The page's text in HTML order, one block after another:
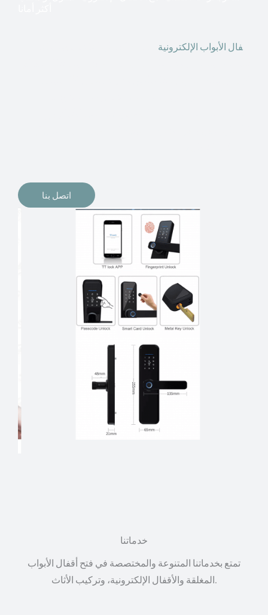
فال الأبواب الإلكترونية
اتصل بنا
خدماتنا
تمتع بخدماتنا المتنوعة والمختصصة في فتح أقفال الأبواب